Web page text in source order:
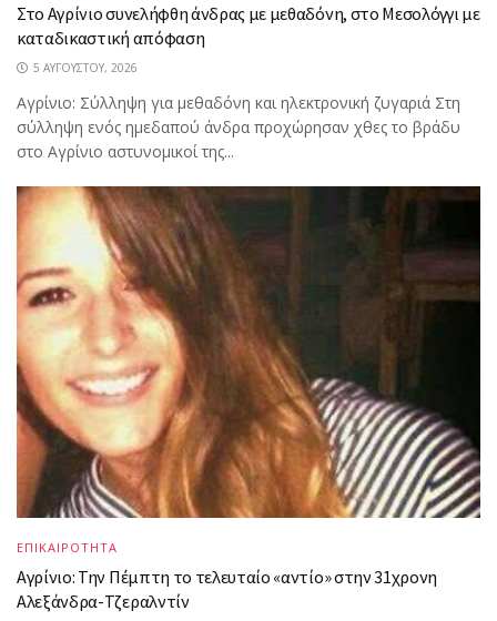
Στο Αγρίνιο συνελήφθη άνδρας με μεθαδόνη, στο Μεσολόγγι με
καταδικαστική απόφαση
5 ΑΥΓΟΎΣΤΟΥ, 2026
Aγρίνιο: Σύλληψη για μεθαδόνη και ηλεκτρονική ζυγαριά Στη
σύλληψη ενός ημεδαπού άνδρα προχώρησαν χθες το βράδυ
στο Αγρίνιο αστυνομικοί της...
ΕΠΙΚΑΙΡΟΤΗΤΑ
Αγρίνιο: Την Πέμπτη το τελευταίο «αντίο» στην 31χρονη
Αλεξάνδρα-Τζεραλντίν